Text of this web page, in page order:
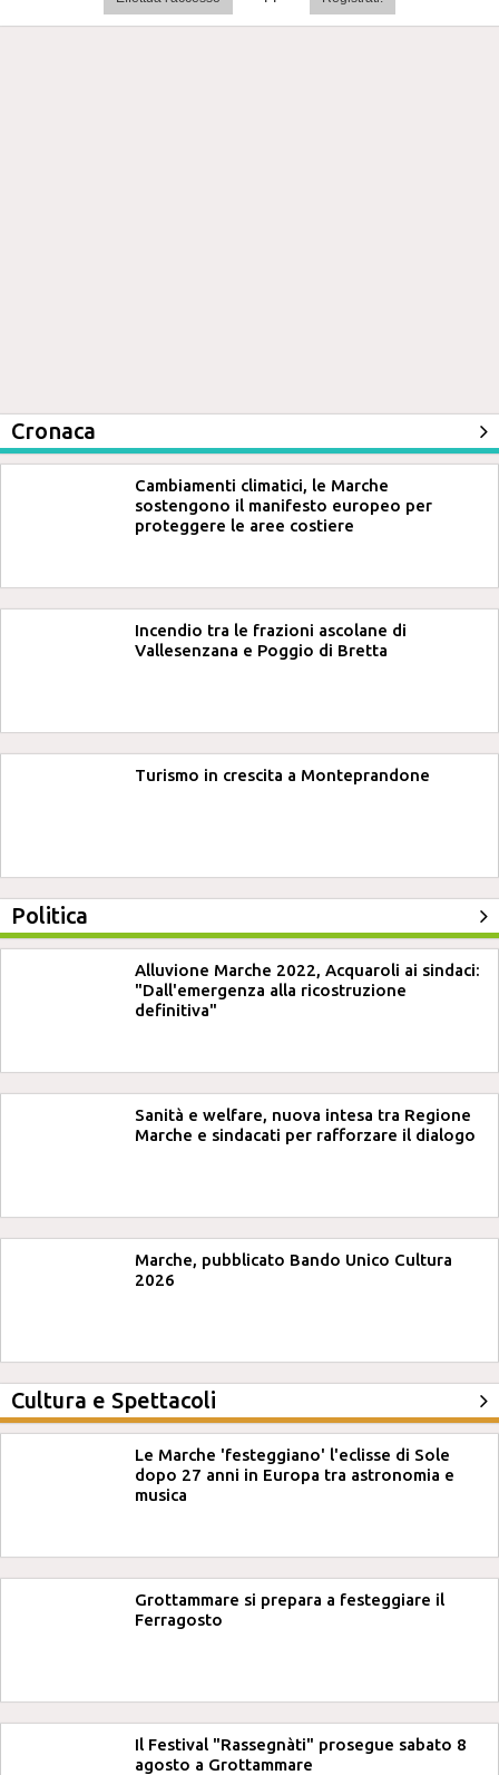
Cronaca
Cambiamenti climatici, le Marche
sostengono il manifesto europeo per
proteggere le aree costiere
Incendio tra le frazioni ascolane di
Vallesenzana e Poggio di Bretta
Turismo in crescita a Monteprandone
Politica
Alluvione Marche 2022, Acquaroli ai sindaci:
"Dall'emergenza alla ricostruzione
definitiva"
Sanità e welfare, nuova intesa tra Regione
Marche e sindacati per rafforzare il dialogo
Marche, pubblicato Bando Unico Cultura
2026
Cultura e Spettacoli
Le Marche 'festeggiano' l'eclisse di Sole
dopo 27 anni in Europa tra astronomia e
musica
Grottammare si prepara a festeggiare il
Ferragosto
Il Festival "Rassegnàti" prosegue sabato 8
agosto a Grottammare